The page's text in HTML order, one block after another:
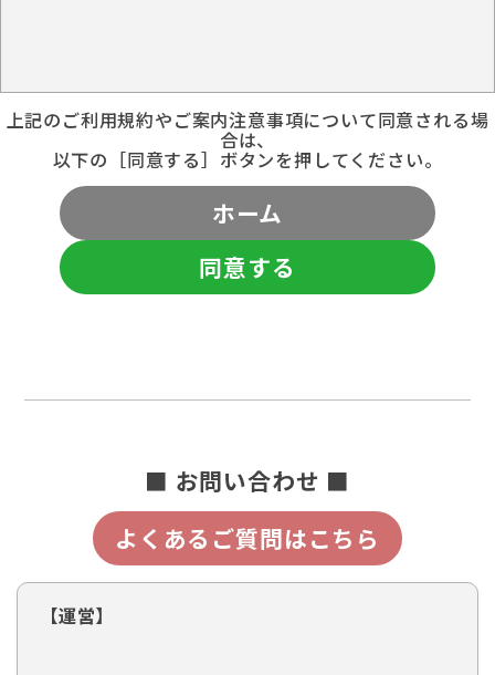
上記のご利用規約やご案内注意事項について同意される場
合は、
以下の［同意する］ボタンを押してください。
ホーム
同意する
■ お問い合わせ ■
よくあるご質問はこちら
【運営】